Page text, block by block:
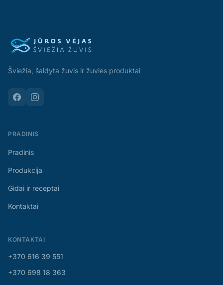
Šviežia, šaldyta žuvis ir žuvies produktai
PRADINIS
Pradinis
Produkcija
Gidai ir receptai
Kontaktai
KONTAKTAI
+370 616 39 551
+370 698 18 363